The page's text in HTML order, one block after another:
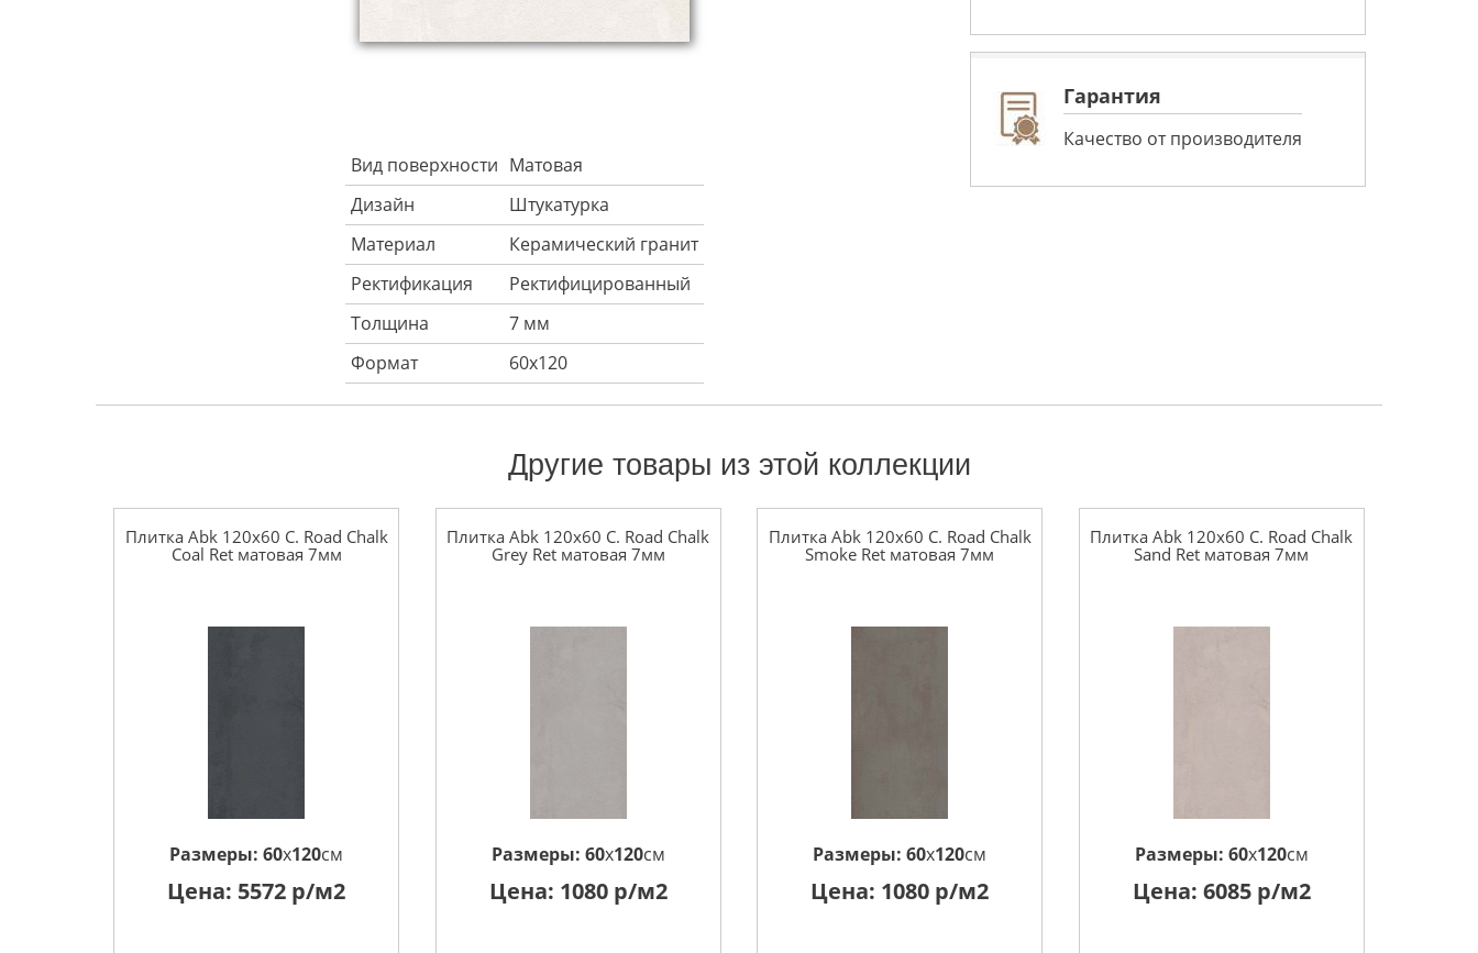
Вид поверхности Матовая
Дизайн
Штукатурка
Материал
Керамический гранит
Ректификация
Ректифицированный
Толщина
7 мм
Формат
60х120
Гарантия
Качество от производителя
Другие товары из этой коллекции
Плитка Abk 120x60 C. Road Chalk
Coal Ret матовая 7мм
Размеры:60x120см
Цена: 5572 р/м2
Плитка Abk 120x60 C. Road Chalk
Grey Ret матовая 7мм
Размеры: 60x120см
Цена: 1080р/м2
Плитка Abk 120x60 C. Road Chalk
Smoke Ret матовая 7мм
Размеры:60x120см
Цена: 1080 р/м2
Плитка Abk 120x60 C. Road Chalk
Sand Ret матовая 7мм
Размеры: 60x120см
Цена: 6085р/м2